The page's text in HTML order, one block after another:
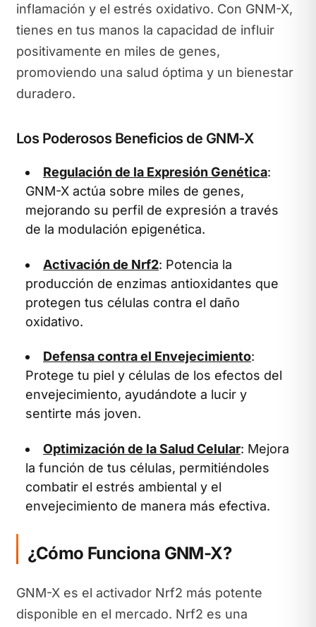
inflamación y el estrés oxidativo. Con GNM-X,
tienes en tus manos la capacidad de influir
positivamente en miles de genes,
promoviendo una salud óptima y un bienestar
duradero.
Los Poderosos Beneficios de GNM-X
Regulación de la Expresión Genética:
GNM-X actúa sobre miles de genes,
mejorando su perfil de expresión a través
de la modulación epigenética.
Activación de Nrf2: Potencia la
producción de enzimas antioxidantes que
protegen tus células contra el daño
oxidativo.
Defensa contra el Envejecimiento:
Protege tu piel y células de los efectos del
envejecimiento, ayudándote a lucir y
sentirte más joven.
Optimización de la Salud Celular: Mejora
la función de tus células, permitiéndoles
combatir el estrés ambiental y el
envejecimiento de manera más efectiva.
¿Cómo Funciona GNM-X?
GNM-X es el activador Nrf2 más potente
disponible en el mercado. Nrf2 es una